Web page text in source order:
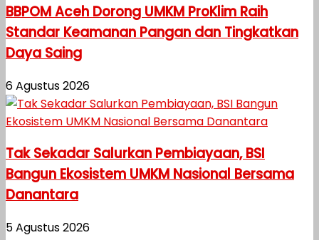
BBPOM Aceh Dorong UMKM ProKlim Raih
Standar Keamanan Pangan dan Tingkatkan
Daya Saing
6 Agustus 2026
Tak Sekadar Salurkan Pembiayaan, BSI
Bangun Ekosistem UMKM Nasional Bersama
Danantara
5 Agustus 2026